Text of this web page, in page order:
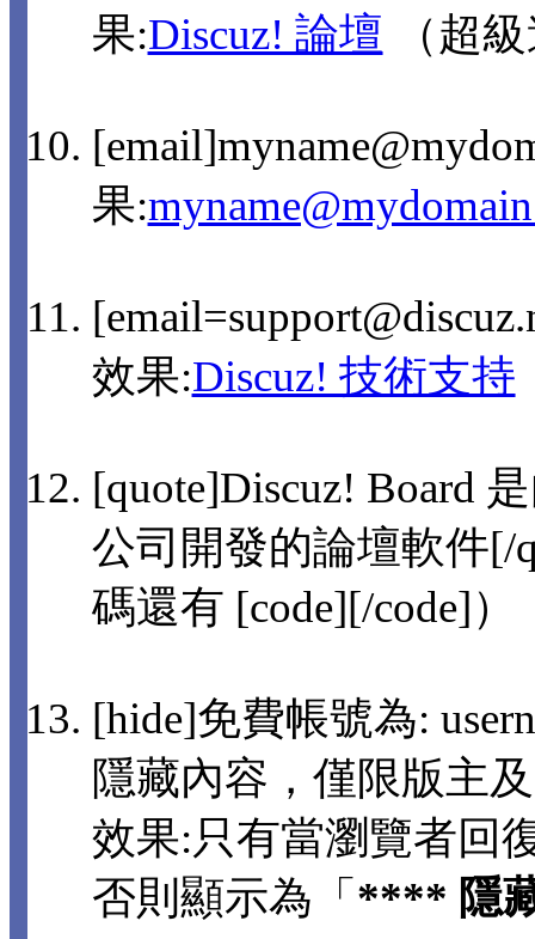
果:Discuz! 論壇 （超
果:
效果:Discuz! 技術支持
[quote]Discuz! Board
公司開發的論壇軟件
碼還有 [code][/code]）
[hide]免費帳號為:
隱藏內容，僅限版主
效果:只有當瀏覽者回
否則顯示為「 **** 隱